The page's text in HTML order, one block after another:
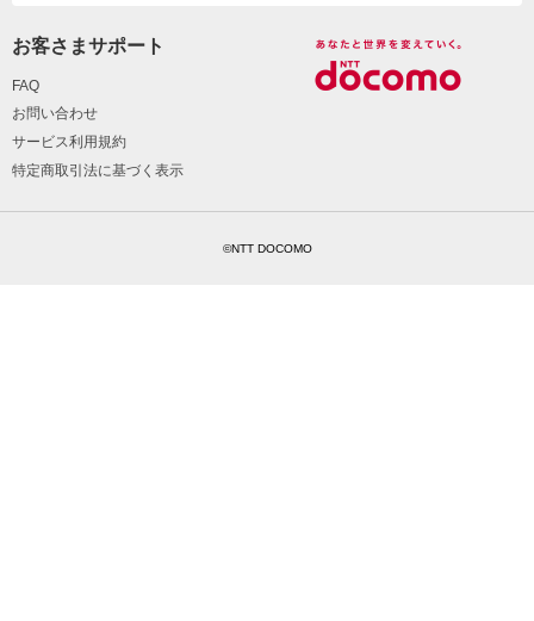
お客さまサポート
FAQ
お問い合わせ
サービス利用規約
特定商取引法に基づく表示
©NTT DOCOMO